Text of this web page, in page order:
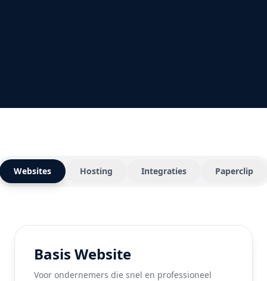
Websites Hosting Integraties Paperclip
Basis Website
Voor ondernemers die snel en professioneel